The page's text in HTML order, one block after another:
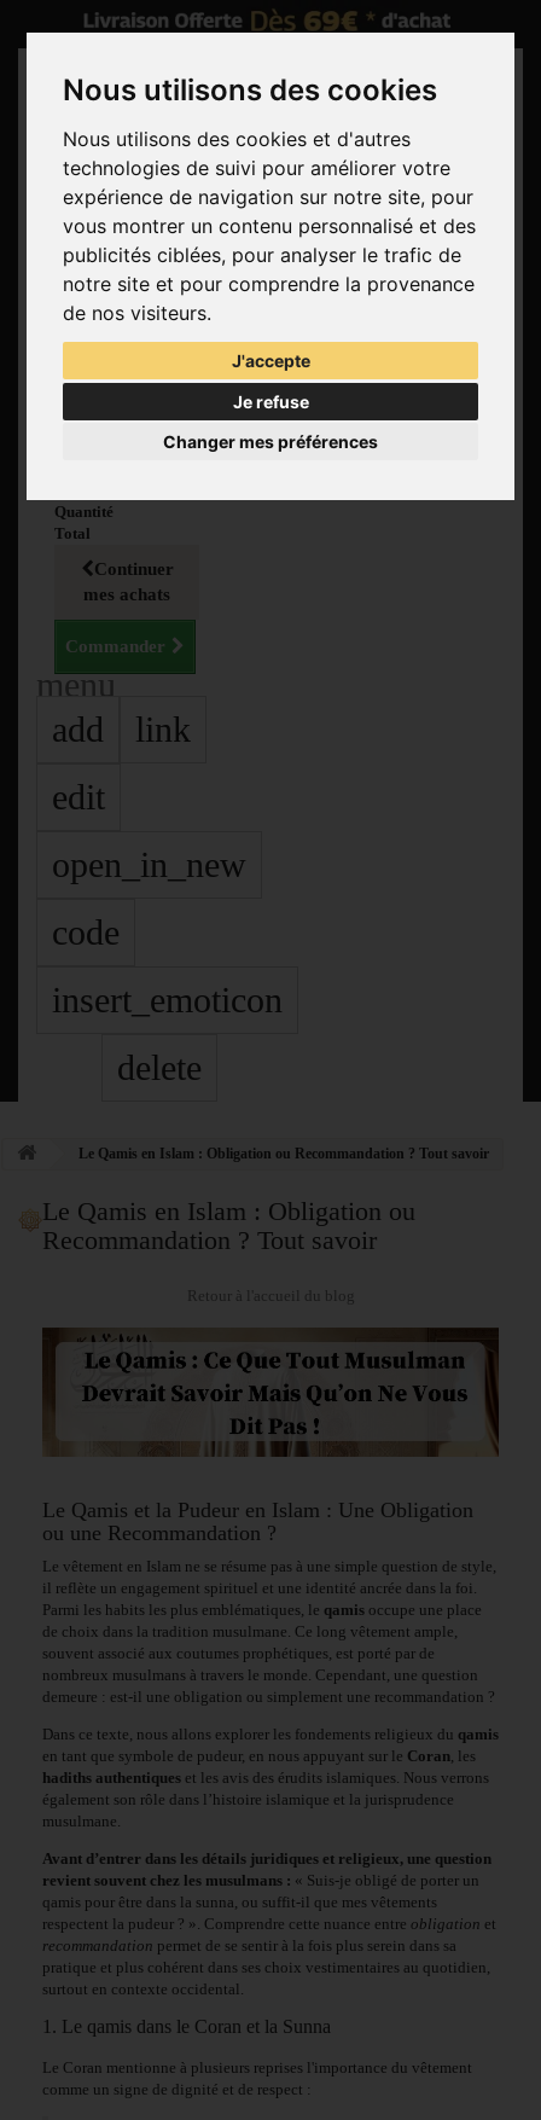
Nous utilisons des cookies
Nous utilisons des cookies et d'autres
technologies de suivi pour améliorer votre
expérience de navigation sur notre site, pour
vous montrer un contenu personnalisé et des
publicités ciblées, pour analyser le trafic de
notre site et pour comprendre la provenance
de nos visiteurs.
J'accepte
Je refuse
Changer mes préférences
Rechercher
Panier(vide)
Aucun produit
Livraison gratuite !
Livraison
Quantité
Total
Continuer
mes achats
Commander
menu
add
link
edit
open_in_new
code
insert_emoticon
delete
Le Qamis en Islam : Obligation ou Recommandation ? Tout savoir
Le Qamis en Islam : Obligation ou
Recommandation ? Tout savoir
Retour à l'accueil du blog
Le Qamis et la Pudeur en Islam : Une Obligation
ou une Recommandation ?
Le vêtement en Islam ne se résume pas à une simple question de style,
il reflète un engagement spirituel et une identité ancrée dans la foi.
Parmi les habits les plus emblématiques, le qamis occupe une place
de choix dans la tradition musulmane. Ce long vêtement ample,
souvent associé aux coutumes prophétiques, est porté par de
nombreux musulmans à travers le monde. Cependant, une question
demeure : est-il une obligation ou simplement une recommandation ?
Dans ce texte, nous allons explorer les fondements religieux du qamis
en tant que symbole de pudeur, en nous appuyant sur le Coran , les
hadiths authentiques et les avis des érudits islamiques. Nous verrons
également son rôle dans l’histoire islamique et la jurisprudence
musulmane.
Avant d’entrer dans les détails juridiques et religieux, une question
revient souvent chez les musulmans : « Suis-je obligé de porter un
qamis pour être dans la sunna, ou suffit-il que mes vêtements
respectent la pudeur ? ». Comprendre cette nuance entre obligation et
recommandation permet de se sentir à la fois plus serein dans sa
pratique et plus cohérent dans ses choix vestimentaires au quotidien,
surtout en contexte occidental.
1. Le qamis dans le Coran et la Sunna
Le Coran mentionne à plusieurs reprises l'importance du vêtement
comme un signe de dignité et de respect :